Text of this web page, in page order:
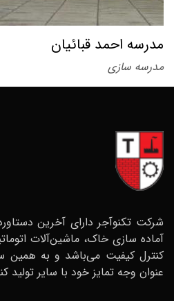
مدرسه احمد قبائیان
مدرسه سازی
شرکت تکنوآجر دارای آخرین
آماده سازی خاک، ماشین‌آلات
کنترل کیفیت می‌باشد و به همین
عنوان وجه تمایز خود با سایر تولید